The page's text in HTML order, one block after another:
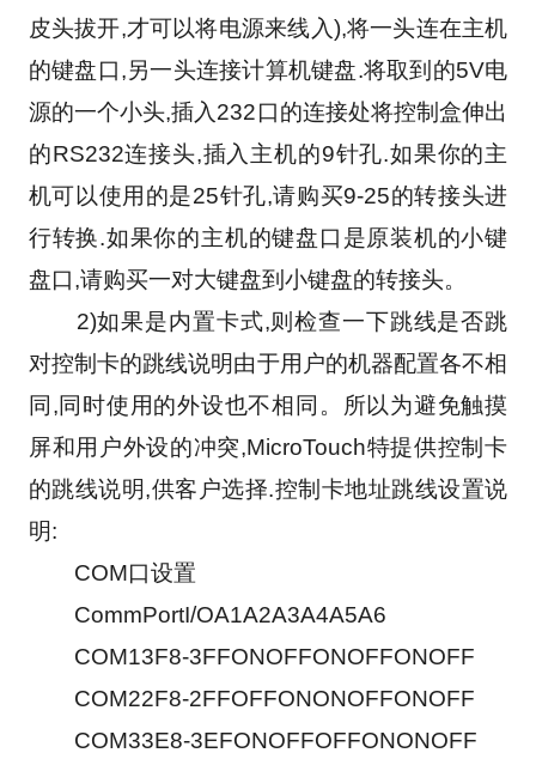
皮头拔开,才可以将电源来线入),将一头连在主机
的键盘口,另一头连接计算机键盘.将取到的5V电
源的一个小头,插入232口的连接处将控制盒伸出
的RS232连接头,插入主机的9针孔.如果你的主
机可以使用的是25针孔,请购买9-25的转接头进
行转换.如果你的主机的键盘口是原装机的小键
盘口,请购买一对大键盘到小键盘的转接头。
2)如果是内置卡式,则检查一下跳线是否跳
对控制卡的跳线说明由于用户的机器配置各不相
同,同时使用的外设也不相同。所以为避免触摸
屏和用户外设的冲突,MicroTouch特提供控制卡
的跳线说明,供客户选择.控制卡地址跳线设置说
明:
COM口设置
CommPortI/OA1A2A3A4A5A6
COM13F8-3FFONOFFONOFFONOFF
COM22F8-2FFOFFONONOFFONOFF
COM33E8-3EFONOFFOFFONONOFF